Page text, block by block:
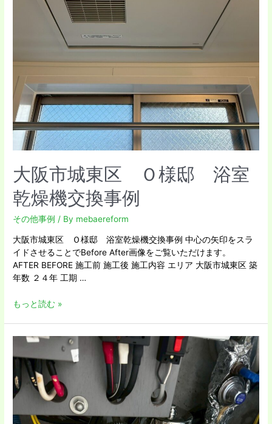
大阪市城東区 Ｏ様邸 浴室
乾燥機交換事例
その他事例 / By mebaereform
大阪市城東区 Ｏ様邸 浴室乾燥機交換事例 中心の矢印をスラ
イドさせることでBefore After画像をご覧いただけます。
AFTER BEFORE 施工前 施工後 施工内容 エリア 大阪市城東区 築
年数 ２４年 工期 …
もっと読む »
阪
平
野
Ｓ